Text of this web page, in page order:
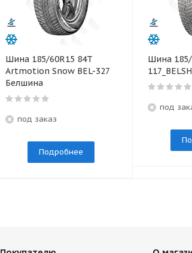
Шина 185/60R15 84T
Artmotion Snow BEL-327
Белшина
под заказ
Подробнее
Шина 185/
под